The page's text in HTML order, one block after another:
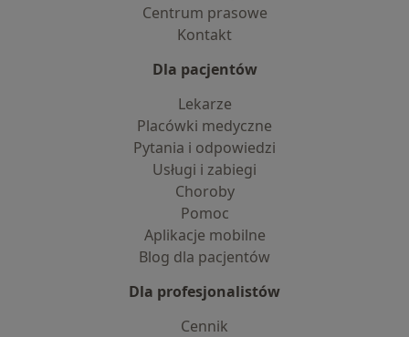
Centrum prasowe
Kontakt
Dla pacjentów
Lekarze
Placówki medyczne
Pytania i odpowiedzi
Usługi i zabiegi
Choroby
Pomoc
Aplikacje mobilne
Blog dla pacjentów
Dla profesjonalistów
Cennik